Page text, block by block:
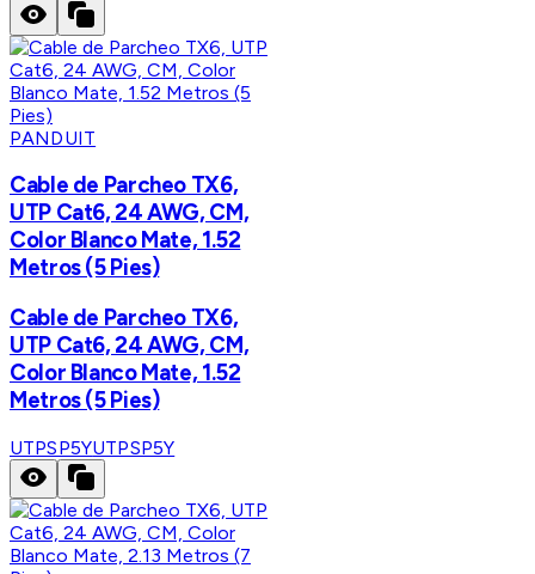
PANDUIT
Cable de Parcheo TX6,
UTP Cat6, 24 AWG, CM,
Color Blanco Mate, 1.52
Metros (5 Pies)
Cable de Parcheo TX6,
UTP Cat6, 24 AWG, CM,
Color Blanco Mate, 1.52
Metros (5 Pies)
UTPSP5YUTPSP5Y